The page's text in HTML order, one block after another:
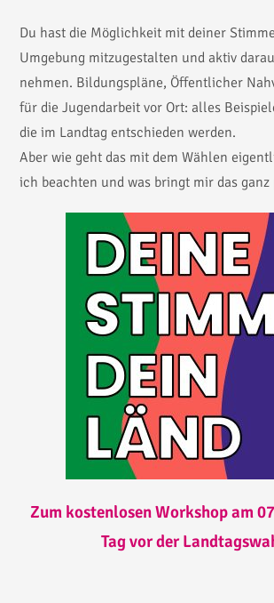
Du hast die Möglichkeit mit deiner
Umgebung mitzugestalten und aktiv
nehmen. Bildungspläne, Öffentlicher
für die Jugendarbeit vor Ort: alles
die im Landtag entschieden werden.
Aber wie geht das mit dem Wählen
ich beachten und was bringt mir das ganz
Zum kostenlosen Workshop am
Tag vor der